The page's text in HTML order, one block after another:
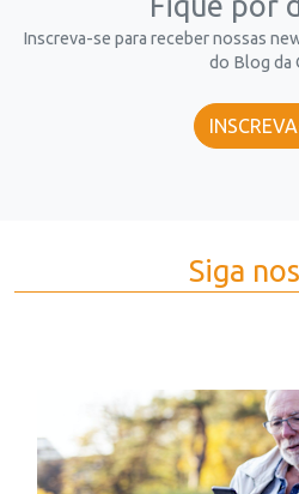
Inscreva-se para receber nossas
do Blog da
Siga